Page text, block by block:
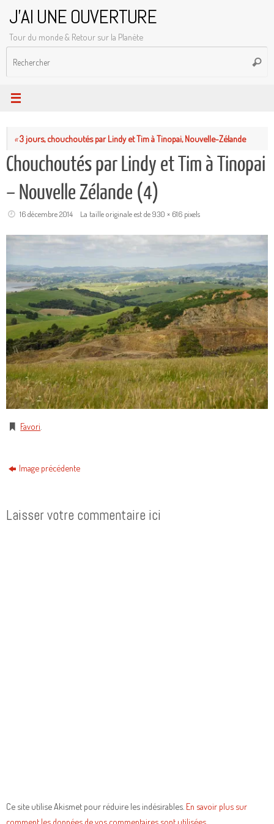
contenu
J'AI UNE OUVERTURE
Tour du monde & Retour sur la Planète
«3 jours, chouchoutés par Lindy et Tim à Tinopai, Nouvelle-Zélande
Chouchoutés par Lindy et Tim à Tinopai
– Nouvelle Zélande (4)
16 décembre 2014 La taille originale est de930 × 616pixels
Favori
Image précédente
Laisser votre commentaire ici
Ce site utilise Akismet pour réduire les indésirables. En savoir plus sur